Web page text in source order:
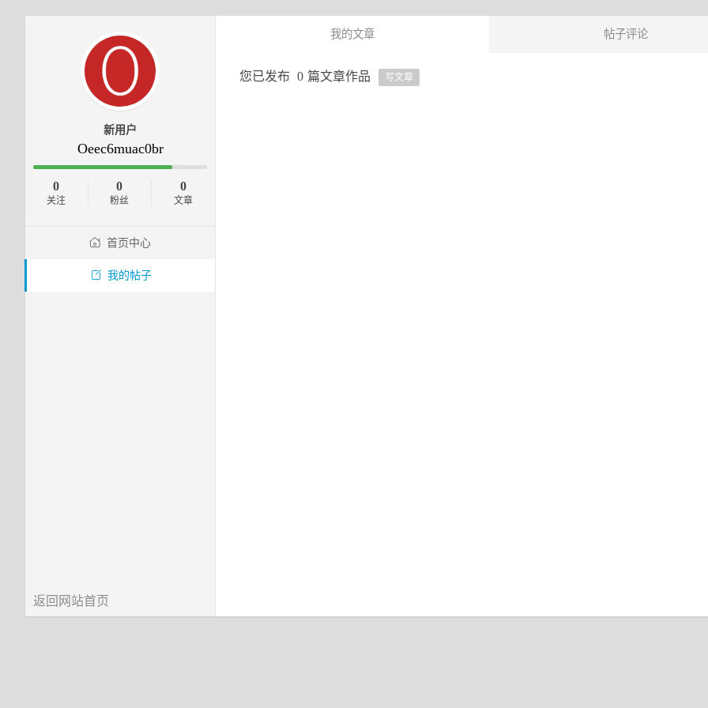
新用户
Oeec6muac0br
0
关注
0
粉丝
0
文章
首页中心
我的帖子
返回网站首页
我的文章 帖子评论
您已发布 0 篇文章作品 写文章